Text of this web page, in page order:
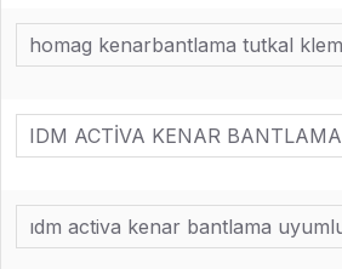
homag kenarbantlama tutkal
IDM ACTİVA KENAR
ıdm activa kenar bantlama